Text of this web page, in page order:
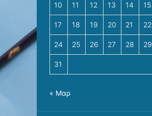
10 11 12 13 14 15
17 18 19 20 21 22
24 25 26 27 28 29
31
« Μαρ